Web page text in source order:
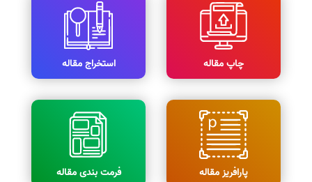
چاپ مقاله استخراج مقاله
پارافریز مقاله فرمت بندی مقاله